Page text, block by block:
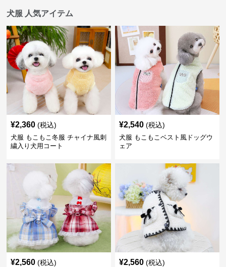
犬服 人気アイテム
¥2,360 (税込)
犬服 もこもこ冬服 チャイナ風刺
繍入り犬用コート
¥2,540 (税込)
犬服 もこもこベスト風ドッグウ
ェア
¥2,560 (税込) ¥2,560 (税込)